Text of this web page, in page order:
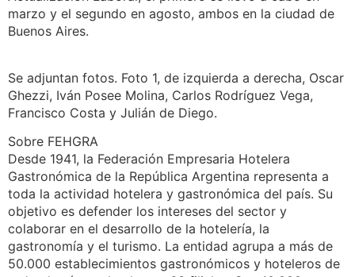
marzo y el segundo en agosto, ambos en la ciudad de
Buenos Aires.
Se adjuntan fotos. Foto 1, de izquierda a derecha, Oscar
Ghezzi, Iván Posee Molina, Carlos Rodríguez Vega,
Francisco Costa y Julián de Diego.
Sobre FEHGRA
Desde 1941, la Federación Empresaria Hotelera
Gastronómica de la República Argentina representa a
toda la actividad hotelera y gastronómica del país. Su
objetivo es defender los intereses del sector y
colaborar en el desarrollo de la hotelería, la
gastronomía y el turismo. La entidad agrupa a más de
50.000 establecimientos gastronómicos y hoteleros de